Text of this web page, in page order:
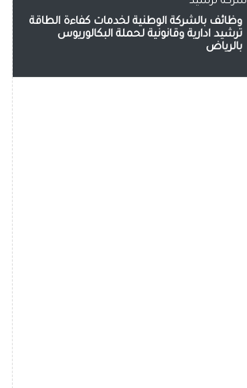
وظائف بالشركة الوطنية لخدمات كفاءة الطاقة
ترشيد ادارية وقانونية لحملة البكالوريوس
بالرياض